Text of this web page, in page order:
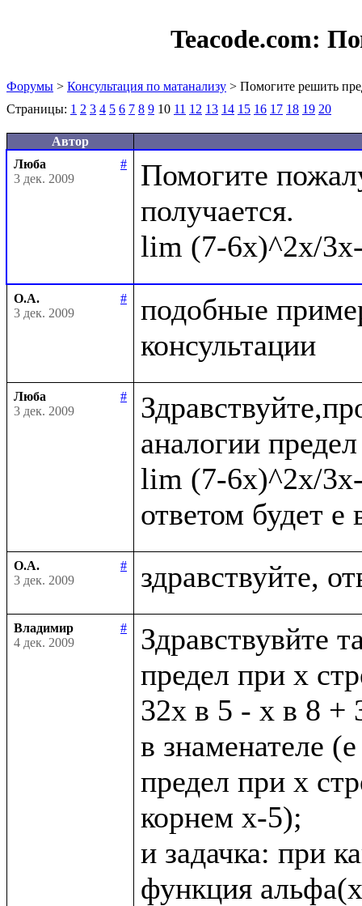
Teacode.com:
Форумы > Консультация по матанализу > Помогите решить
Страницы: 1 2 3 4 5 6 7 8 9 10 11 12 13 14 15 16 17 18 19 20
Автор
Люба
#
3 дек. 2009
Помогите
получается.
О.А.
#
3 дек. 2009
подобные
Люба
#
3 дек. 2009
аналогии
lim (7-6x)^2x/
О.А.
#
3 дек. 2009
Владимир
#
4 дек. 2009
Здравствувйте
предел при х
32х в 5 - х в 8 +
в знаменателе
предел при х
корнем х-5);
и задачка: при
функция